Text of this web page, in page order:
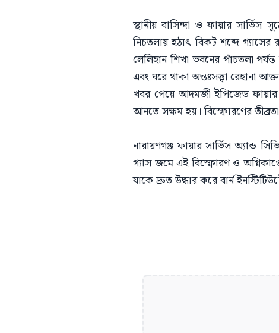
স্থানীয় বাসিন্দা ও ফায়ার
নিচতলায় হঠাৎ বিকট শব্দে
লেলিহান শিখা ভবনের পাঁচতলা
এবং ঘরে থাকা অন্তঃসত্ত্বা রেহানা
​খবর পেয়ে আদমজী ইপিজেড ফায়ার
আনতে সক্ষম হয়। বিস্ফোরণের
নারায়ণগঞ্জ ফায়ার সার্ভিস
গ্যাস জমে এই বিস্ফোরণ ও
যাকে দ্রুত উদ্ধার করে বার্ন